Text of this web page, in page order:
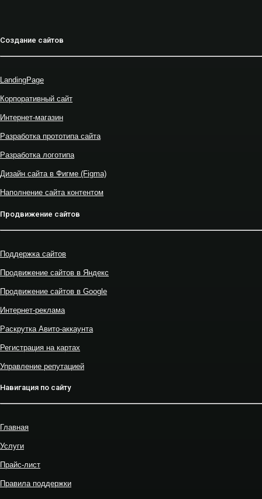
Создание сайтов
LandingPage
Корпоративный сайт
Интернет-магазин
Разработка прототипа сайта
Разработка логотипа
Дизайн сайта в Фигме (Figma)
Наполнение сайта контентом
Продвижение сайтов
Поддержка сайтов
Продвижение сайтов в Яндекс
Продвижение сайтов в Google
Интернет-реклама
Раскрутка Авито-аккаунта
Регистрация на картах
Управление репутацией
Навигация по сайту
Главная
Услуги
Прайс-лист
Правила поддержки